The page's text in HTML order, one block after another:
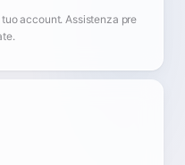
account. Assistenza pre